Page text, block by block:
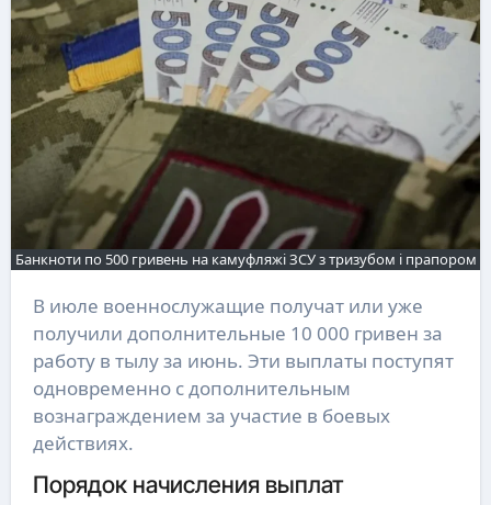
Банкноти по 500 гривень на камуфляжі ЗСУ з тризубом і прапором
В июле военнослужащие получат или уже
получили дополнительные 10 000 гривен за
работу в тылу за июнь. Эти выплаты поступят
одновременно с дополнительным
вознаграждением за участие в боевых
действиях.
Порядок начисления выплат